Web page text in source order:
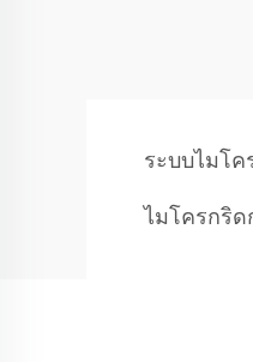
ระบบไมโค
ไมโครกริ